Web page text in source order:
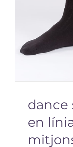
dance
en